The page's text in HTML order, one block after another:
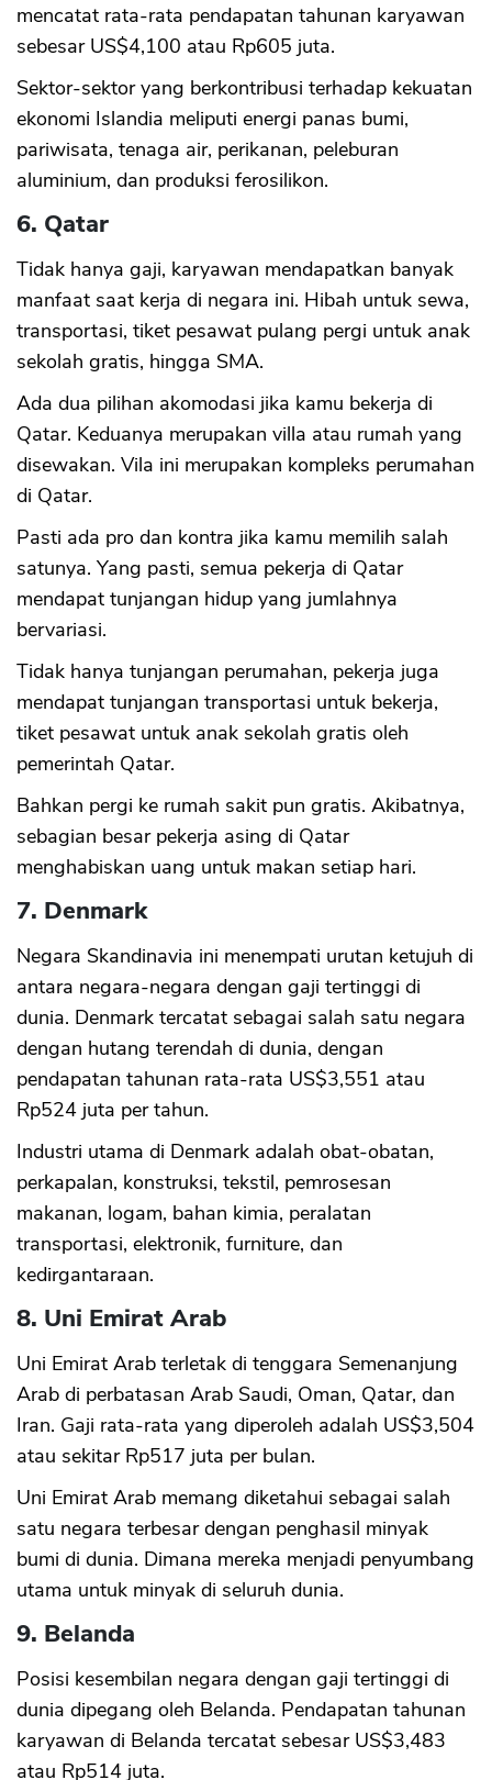
mencatat rata-rata pendapatan tahunan karyawan
sebesar US$4,100 atau Rp605 juta.
Sektor-sektor yang berkontribusi terhadap kekuatan
ekonomi Islandia meliputi energi panas bumi,
pariwisata, tenaga air, perikanan, peleburan
aluminium, dan produksi ferosilikon.
6. Qatar
Tidak hanya gaji, karyawan mendapatkan banyak
manfaat saat kerja di negara ini. Hibah untuk sewa,
transportasi, tiket pesawat pulang pergi untuk anak
sekolah gratis, hingga SMA.
Ada dua pilihan akomodasi jika kamu bekerja di
Qatar. Keduanya merupakan villa atau rumah yang
disewakan. Vila ini merupakan kompleks perumahan
di Qatar.
Pasti ada pro dan kontra jika kamu memilih salah
satunya. Yang pasti, semua pekerja di Qatar
mendapat tunjangan hidup yang jumlahnya
bervariasi.
Tidak hanya tunjangan perumahan, pekerja juga
mendapat tunjangan transportasi untuk bekerja,
tiket pesawat untuk anak sekolah gratis oleh
pemerintah Qatar.
Bahkan pergi ke rumah sakit pun gratis. Akibatnya,
sebagian besar pekerja asing di Qatar
menghabiskan uang untuk makan setiap hari.
7. Denmark
Negara Skandinavia ini menempati urutan ketujuh di
antara negara-negara dengan gaji tertinggi di
dunia. Denmark tercatat sebagai salah satu negara
dengan hutang terendah di dunia, dengan
pendapatan tahunan rata-rata US$3,551 atau
Rp524 juta per tahun.
Industri utama di Denmark adalah obat-obatan,
perkapalan, konstruksi, tekstil, pemrosesan
makanan, logam, bahan kimia, peralatan
transportasi, elektronik, furniture, dan
kedirgantaraan.
8. Uni Emirat Arab
Uni Emirat Arab terletak di tenggara Semenanjung
Arab di perbatasan Arab Saudi, Oman, Qatar, dan
Iran. Gaji rata-rata yang diperoleh adalah US$3,504
atau sekitar Rp517 juta per bulan.
Uni Emirat Arab memang diketahui sebagai salah
satu negara terbesar dengan penghasil minyak
bumi di dunia. Dimana mereka menjadi penyumbang
utama untuk minyak di seluruh dunia.
9. Belanda
Posisi kesembilan negara dengan gaji tertinggi di
dunia dipegang oleh Belanda. Pendapatan tahunan
karyawan di Belanda tercatat sebesar US$3,483
atau Rp514 juta.